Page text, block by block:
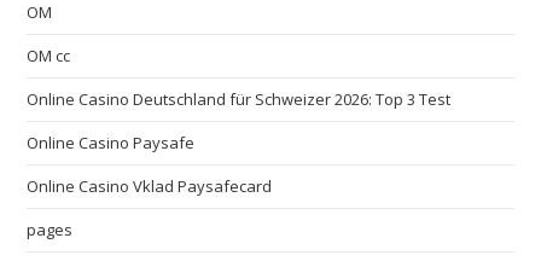
OM
OM cc
Online Casino Deutschland für Schweizer 2026: Top 3 Test
Online Casino Paysafe
Online Casino Vklad Paysafecard
pages